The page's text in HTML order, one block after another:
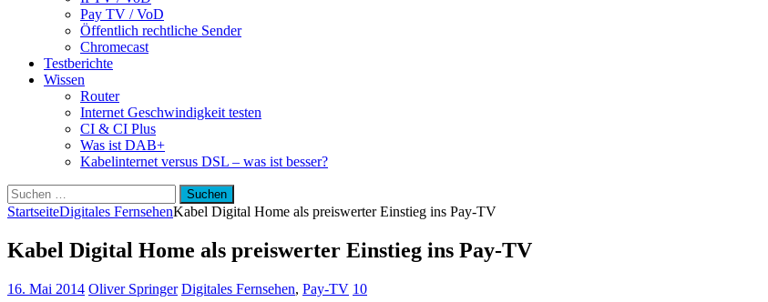
Pay TV / VoD
Öffentlich rechtliche Sender
Chromecast
Testberichte
Wissen
Router
Internet Geschwindigkeit testen
CI & CI Plus
Was ist DAB+
Kabelinternet versus DSL – was ist besser?
Suchen
nach:
StartseiteDigitales FernsehenKabel Digital Home als preiswerter Einstieg ins Pay-TV
Kabel Digital Home als preiswerter Einstieg ins Pay-TV
16. Mai 2014 Oliver Springer Digitales Fernsehen, Pay-TV 10